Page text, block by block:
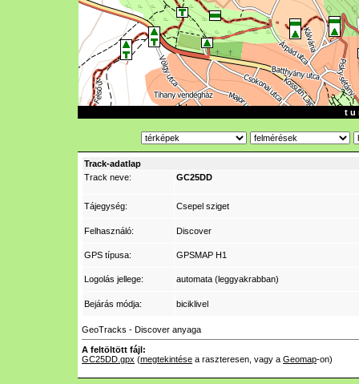
t u
Track-adatlap
Track neve:
GC25DD
Tájegység: Csepel sziget
Felhasználó: Discover
GPS típusa: GPSMAP H1
Logolás jellege: automata (leggyakrabban)
Bejárás módja: biciklivel
GeoTracks - Discover anyaga
A feltöltött fájl:
GC25DD.gpx (megtekintése a raszteresen, vagy a Geomap-on)